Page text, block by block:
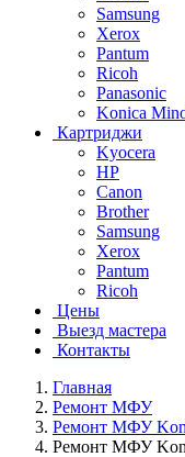
Samsung
Xerox
Pantum
Ricoh
Panasonic
Konica
Картриджи
Kyocera
HP
Canon
Brother
Samsung
Xerox
Pantum
Ricoh
Цены
Выезд мастера
Контакты
Главная
Ремонт МФУ
Ремонт МФУ
Ремонт МФУ